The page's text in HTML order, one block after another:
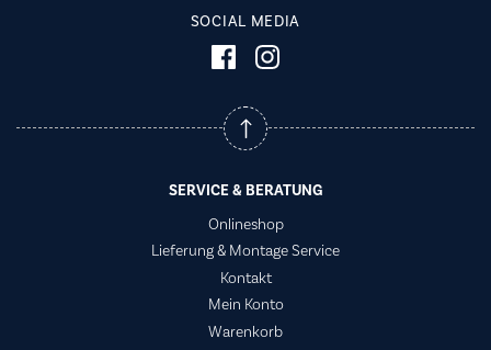
SOCIAL MEDIA
SERVICE & BERATUNG
Onlineshop
Lieferung & Montage Service
Kontakt
Mein Konto
Warenkorb